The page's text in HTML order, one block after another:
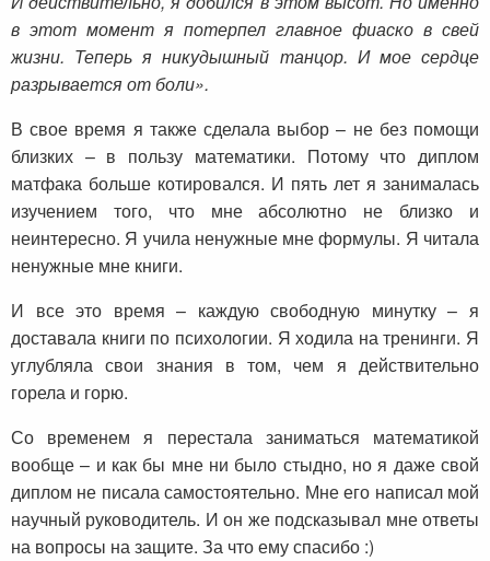
в этот момент я потерпел главное фиаско в свей
жизни. Теперь я никудышный танцор. И мое сердце
разрывается от боли».
В свое время я также сделала выбор – не без помощи
близких – в пользу математики. Потому что диплом
матфака больше котировался. И пять лет я занималась
изучением того, что мне абсолютно не близко и
неинтересно. Я учила ненужные мне формулы. Я читала
ненужные мне книги.
И все это время – каждую свободную минутку – я
доставала книги по психологии. Я ходила на тренинги. Я
углубляла свои знания в том, чем я действительно
горела и горю.
Со временем я перестала заниматься математикой
вообще – и как бы мне ни было стыдно, но я даже свой
диплом не писала самостоятельно. Мне его написал мой
научный руководитель. И он же подсказывал мне ответы
на вопросы на защите. За что ему спасибо :)